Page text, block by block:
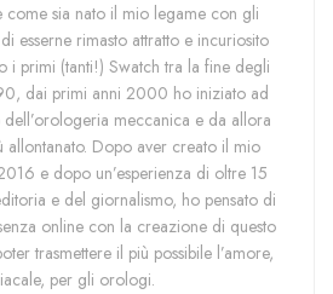
come sia nato il mio legame con gli
esserne rimasto attratto e incuriosito
i primi (tanti!) Swatch tra la fine degli
dai primi anni 2000 ho iniziato ad
meccanica e da allora
allontanato. Dopo aver creato il mio
e dopo un’esperienza di oltre 15
e del giornalismo, ho pensato di
online con la creazione di questo
trasmettere il più possibile l’amore,
per gli orologi.